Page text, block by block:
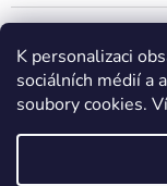
K personalizaci
sociálních médií a
soubory cookies.